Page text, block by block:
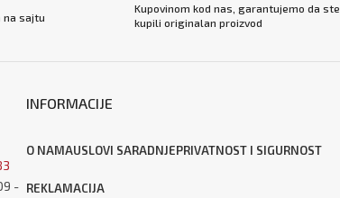
na sajtu
Kupovinom kod nas, garantujemo da ste
kupili originalan proizvod
-
INFORMACIJE
O NAMAUSLOVI SARADNJEPRIVATNOST I SIGURNOST
REKLAMACIJA